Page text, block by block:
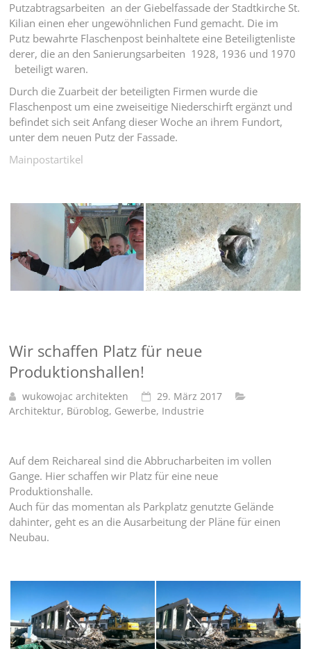
Putzabtragsarbeiten an der Giebelfassade der Stadtkirche St.
Kilian einen eher ungewöhnlichen Fund gemacht. Die im
Putz bewahrte Flaschenpost beinhaltete eine Beteiligtenliste
derer, die an den Sanierungsarbeiten 1928, 1936 und 1970
beteiligt waren.
Durch die Zuarbeit der beteiligten Firmen wurde die
Flaschenpost um eine zweiseitige Niederschirft ergänzt und
befindet sich seit Anfang dieser Woche an ihrem Fundort,
unter dem neuen Putz der Fassade.
Mainpostartikel
Wir schaffen Platz für neue
Produktionshallen!
wukowojac architekten
29. März 2017
Architektur, Büroblog, Gewerbe, Industrie
Auf dem Reichareal sind die Abbrucharbeiten im vollen
Gange. Hier schaffen wir Platz für eine neue
Produktionshalle.
Auch für das momentan als Parkplatz genutzte Gelände
dahinter, geht es an die Ausarbeitung der Pläne für einen
Neubau.